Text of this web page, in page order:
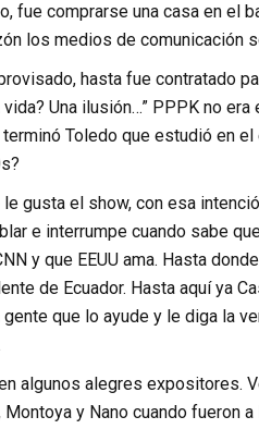
fue comprarse una casa en el
los medios de comunicación
hasta fue contratado
Una ilusión…” PPPK no
Toledo que estudió en
gusta el show, con esa
e interrumpe cuando sabe
y que EEUU ama. Hasta
de Ecuador. Hasta aquí ya
que lo ayude y le diga la
algunos alegres expositores.
y Nano cuando fueron